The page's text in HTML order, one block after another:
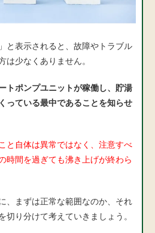
と表示されると、故障やトラブル
は少なくありません。
トポンプユニットが稼働し、貯湯
っている最中であることを知らせ
と自体は異常ではなく、注意すべ
時間を過ぎても沸き上げが終わら
、まずは正常な範囲なのか、それ
切り分けて考えていきましょう。